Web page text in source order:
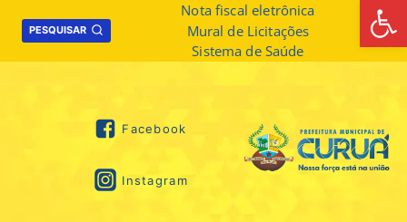
PESQUISAR
Nota fiscal eletrônica
Mural de Licitações
Sistema de Saúde
Facebook
Instagram